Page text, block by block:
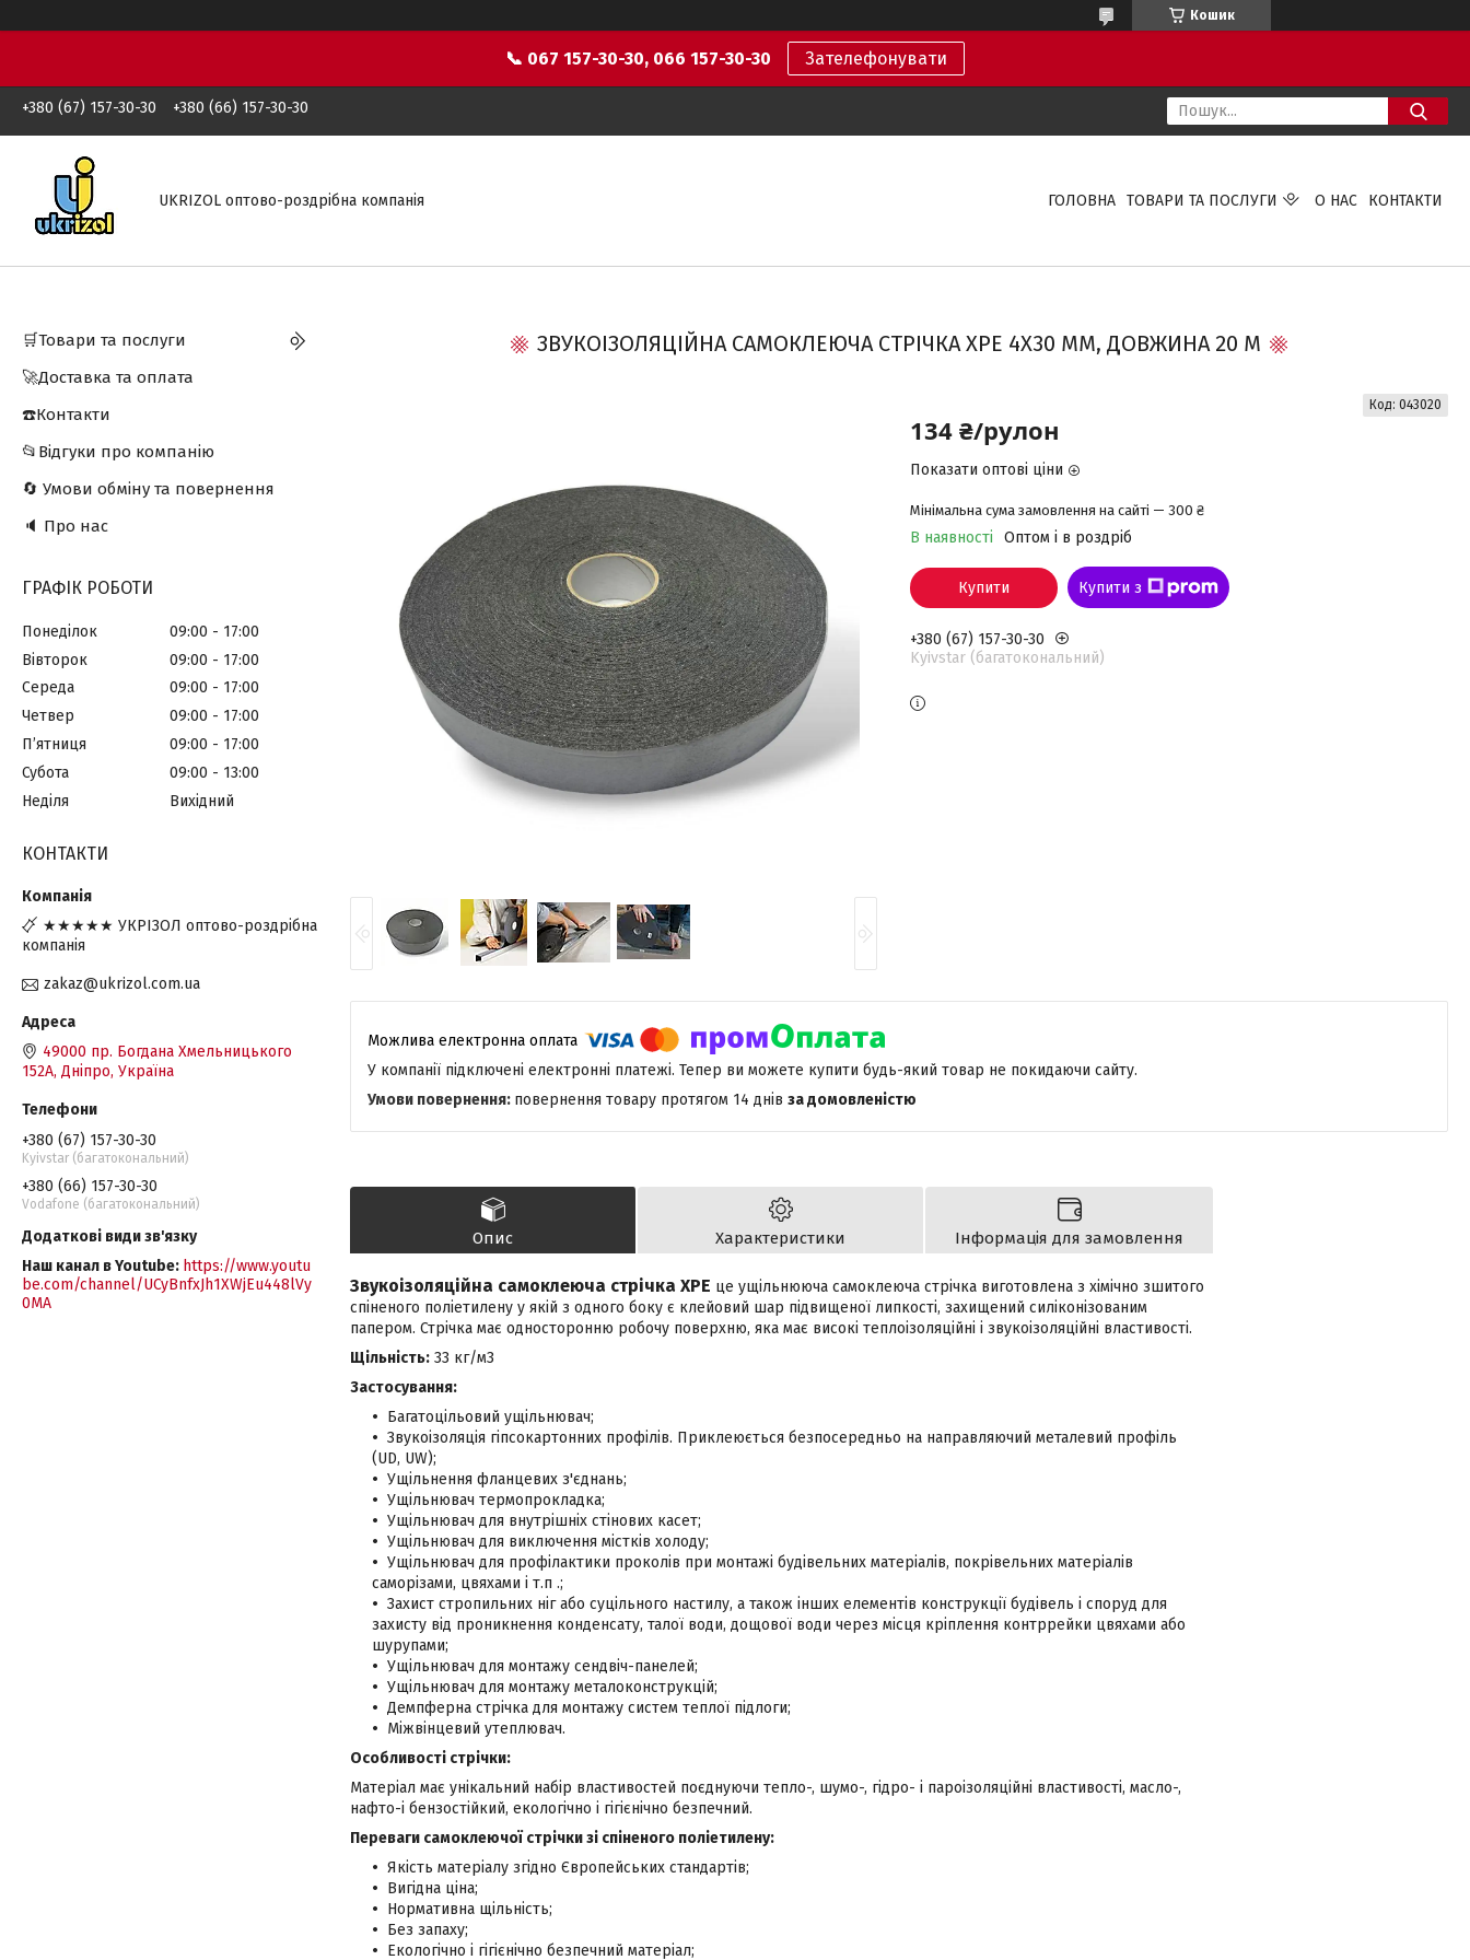
Кошик
📞 067 157-30-30, 066 157-30-30 Зателефонувати
+380 (67) 157-30-30 +380 (66) 157-30-30
UKRIZOL оптово-роздрібна компанія ГОЛОВНА ТОВАРИ ТА ПОСЛУГИ О НАС КОНТАКТИ
ЗВУКОІЗОЛЯЦІЙНА САМОКЛЕЮЧА СТРІЧКА XPE 4Х30 ММ, ДОВЖИНА 20 М
134 ₴/рулон
Показати оптові ціни
Мінімальна сума замовлення на сайті — 300 ₴
В наявності Оптом і в роздріб
Код: 043020
Купити Купити з
+380 (67) 157-30-30
Kyivstar (багатокональний)
У компанії підключені електронні платежі. Тепер ви можете купити будь-який товар не покидаючи сайту.
повернення товару протягом 14 днів за домовленістю
Опис Характеристики Інформація для замовлення
Звукоізоляційна самоклеюча стрічка XPE це ущільнююча самоклеюча стрічка виготовлена з хімічно зшитого
спіненого поліетилену у якій з одного боку є клейовий шар підвищеної липкості, захищений силіконізованим
папером. Стрічка має односторонню робочу поверхню, яка має високі теплоізоляційні і звукоізоляційні властивості.
Щільність: 33 кг/м3
Застосування:
Багатоцільовий ущільнювач;
Звукоізоляція гіпсокартонних профілів. Приклеюється безпосередньо на направляючий металевий профіль
(UD, UW);
Ущільнення фланцевих з'єднань;
Ущільнювач термопрокладка;
Ущільнювач для внутрішніх стінових касет;
Ущільнювач для виключення містків холоду;
Ущільнювач для профілактики проколів при монтажі будівельних матеріалів, покрівельних матеріалів
саморізами, цвяхами і т.п .;
Захист стропильних ніг або суцільного настилу, а також інших елементів конструкції будівель і споруд для
захисту від проникнення конденсату, талої води, дощової води через місця кріплення контррейки цвяхами або
шурупами;
Ущільнювач для монтажу сендвіч-панелей;
Ущільнювач для монтажу металоконструкцій;
Демпферна стрічка для монтажу систем теплої підлоги;
Міжвінцевий утеплювач.
Особливості стрічки:
Матеріал має унікальний набір властивостей поєднуючи тепло-, шумо-, гідро- і пароізоляційні властивості, масло-,
нафто-і бензостійкий, екологічно і гігієнічно безпечний.
Переваги самоклеючої стрічки зі спіненого поліетилену:
Якість матеріалу згідно Європейських стандартів;
Вигідна ціна;
Нормативна щільність;
Без запаху;
Екологічно і гігієнічно безпечний матеріал;
🛒Товари та послуги
🚀Доставка та оплата
☎️Контакти
📂Відгуки про компанію
🔄 Умови обміну та повернення
🔈 Про нас
ГРАФІК РОБОТИ
Понеділок 09:00
17:00
Вівторок
09:00
17:00
Середа
09:00
17:00
Четвер
09:00
17:00
Пʼятниця
09:00
17:00
Субота
09:00
13:00
Неділя
Вихідний
КОНТАКТИ
★★★★★ УКРІЗОЛ оптово-роздрібна
компанія
zakaz@ukrizol.com.ua
49000 пр. Богдана Хмельницького
152А, Дніпро, Україна
+380 (67) 157-30-30
Kyivstar (багатокональний)
+380 (66) 157-30-30
Vodafone (багатокональний)
Наш канал в Youtube https://www.youtu
be.com/channel/UCyBnfxJh1XWjEu448lVy
0MA